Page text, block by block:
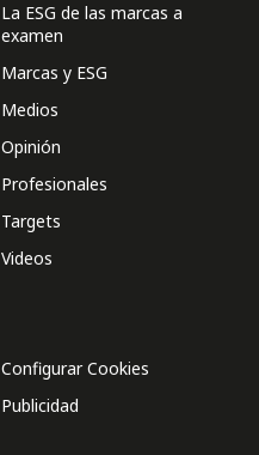
La ESG de las marcas a
examen
Marcas y ESG
Medios
Opinión
Profesionales
Targets
Videos
Configurar Cookies
Publicidad